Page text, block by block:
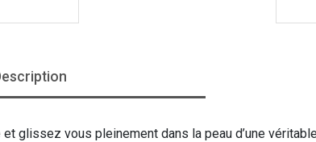
glissez vous pleinement dans la peau d’une